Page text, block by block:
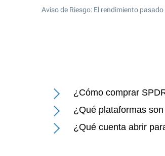
Aviso de Riesgo: El rendimiento
¿Cómo comprar
¿Qué plataformas
¿Qué cuenta abrir